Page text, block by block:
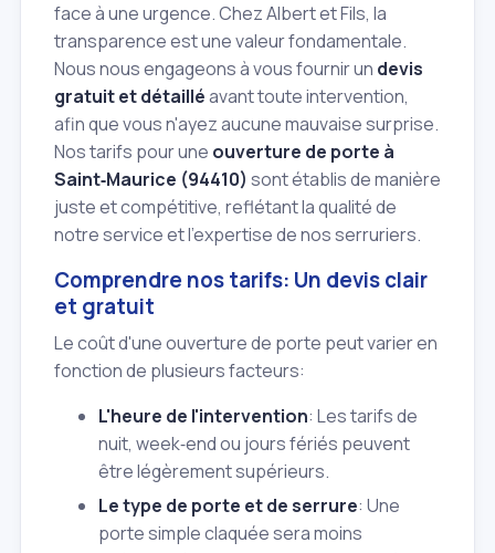
face à une urgence. Chez Albert et Fils, la
transparence est une valeur fondamentale.
Nous nous engageons à vous fournir un devis
gratuit et détailléavant toute intervention,
afin que vous n'ayez aucune mauvaise surprise.
Nos tarifs pour une ouverture de porte à
Saint‑Maurice (94410) sont établis de manière
juste et compétitive, reflétant la qualité de
notre service et l'expertise de nos serruriers.
Comprendre nos tarifs: Un devis clair
et gratuit
Le coût d'une ouverture de porte peut varier en
fonction de plusieurs facteurs:
L'heure de l'intervention: Les tarifs de
nuit, week‑end ou jours fériés peuvent
être légèrement supérieurs.
Le type de porte et de serrure: Une
porte simple claquée sera moins